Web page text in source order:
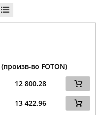
во FOTON)
12 800.28
13 422.96